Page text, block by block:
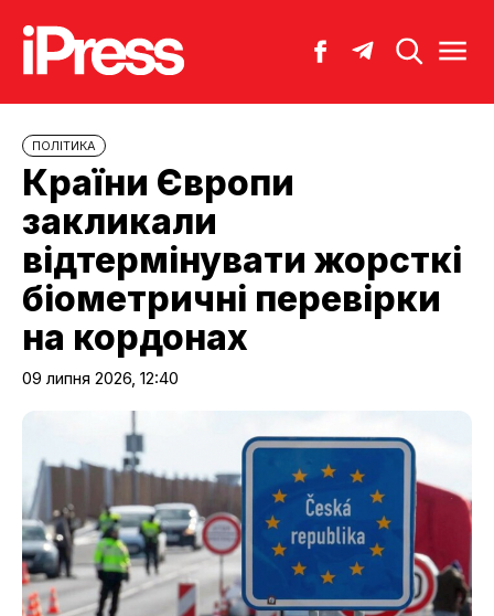
ПОЛІТИКА
Країни Європи
закликали
відтермінувати жорсткі
біометричні перевірки
на кордонах
09 липня 2026, 12:40